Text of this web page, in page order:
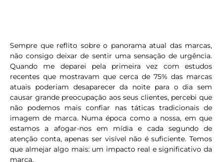
Sempre que reflito sobre o panorama atual das marcas,
não consigo deixar de sentir uma sensação de urgência.
Quando me deparei pela primeira vez com estudos
recentes que mostravam que cerca de 75% das marcas
atuais poderiam desaparecer da noite para o dia sem
causar grande preocupação aos seus clientes, percebi que
não podemos mais confiar nas táticas tradicionais de
imagem de marca. Numa época como a nossa, em que
estamos a afogar-nos em mídia e cada segundo de
atenção conta, apenas ser visível não é suficiente. Temos
que almejar algo mais: um impacto real e significativo da
marca.